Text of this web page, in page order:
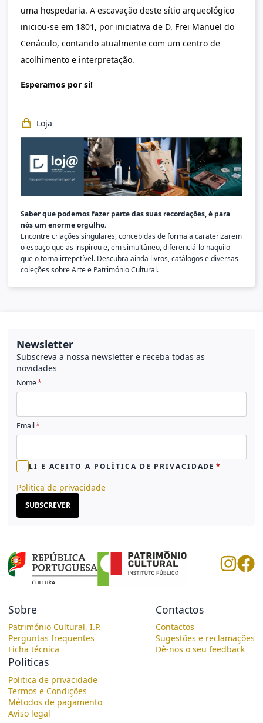
uma hospedaria. A escavação deste sítio arqueológico
iniciou-se em 1801, por iniciativa de D. Frei Manuel do
Cenáculo, contando atualmente com um centro de
acolhimento e interpretação.
Esperamos por si!
Loja
Saber que podemos fazer parte das suas recordações, é para
nós um enorme orgulho.
Encontre criações singulares, concebidas de forma a caraterizarem
o espaço que as inspirou e, em simultâneo, diferenciá-lo naquilo
que o torna irrepetível. Descubra ainda livros, catálogos e diversas
coleções sobre Arte e Património Cultural.
Newsletter
Subscreva a nossa newsletter e receba todas as
novidades
Nome
Email
LI E ACEITO A POLÍTICA DE PRIVACIDADE
Politica de privacidade
SUBSCREVER
Sobre
Património Cultural, I.P.
Perguntas frequentes
Ficha técnica
Contactos
Contactos
Sugestões e reclamações
Dê-nos o seu feedback
Políticas
Politica de privacidade
Termos e Condições
Métodos de pagamento
Aviso legal